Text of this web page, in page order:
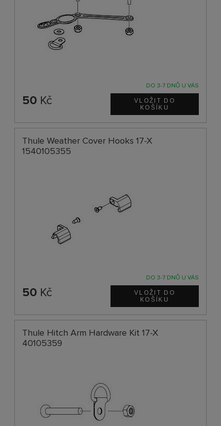
DO 3-7 DNŮ U VÁS
50 Kč
Thule Weather Cover Hooks 17-X
1540105355
DO 3-7 DNŮ U VÁS
50 Kč
Thule Hitch Arm Hardware Kit 17-X
40105359